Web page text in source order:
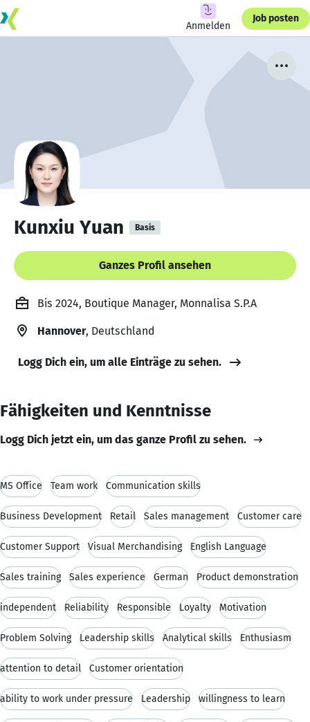
Anmelden
Job posten
Kunxiu Yuan Basis
Ganzes Profil ansehen
Bis 2024, Boutique Manager, Monnalisa S.P.A
Hannover, Deutschland
Logg Dich ein, um alle Einträge zu sehen.
Fähigkeiten und Kenntnisse
Logg Dich jetzt ein, um das ganze Profil zu sehen.
MS Office Team work Communication skills
Business Development Retail Sales management Customer care
Customer Support Visual Merchandising English Language
Sales training Sales experience German Product demonstration
independent Reliability Responsible Loyalty Motivation
Problem Solving Leadership skills Analytical skills Enthusiasm
attention to detail Customer orientation
ability to work under pressure Leadership willingness to learn